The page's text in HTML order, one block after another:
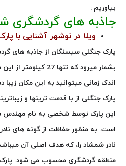
بیاوریم :
جاذبه های گردشگری
ویلا در نوشهر آشنایی با
پارک جنگلی سیسنگان از جاذبه های
بشمار میرود که تنها
اندک زمانی میتوانید به این مکان
پارک جنگلی از با قدمت ترینها و
این پارک توسط شخصی به نام مهندس
است. به منظور حفاظت از گونه های
نادر شمشاد را، که هدف اصلی آن